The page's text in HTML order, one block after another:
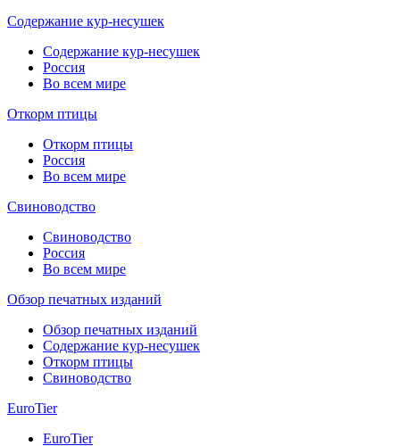
Содержание кур-несушек
Содержание кур-несушек
Россия
Во всем мире
Откорм птицы
Откорм птицы
Россия
Во всем мире
Свиноводство
Свиноводство
Россия
Во всем мире
Обзор печатных изданий
Обзор печатных изданий
Содержание кур-несушек
Откорм птицы
Свиноводство
EuroTier
EuroTier